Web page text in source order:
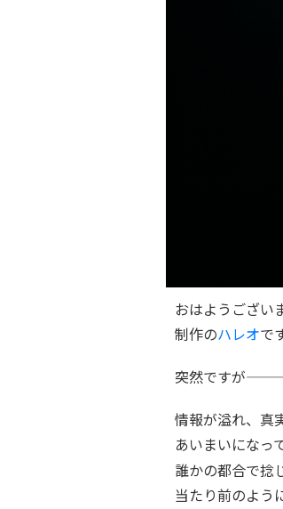
おはようござい
制作のハレオで
突然ですが―――
情報が溢れ、真
あいまいになっ
誰かの都合で捻
当たり前のよう